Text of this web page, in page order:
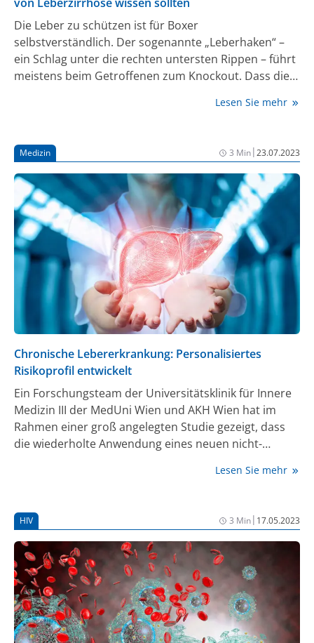
Die Leber zu schützen ist für Boxer
selbstverständlich. Der sogenannte „Leberhaken“ –
ein Schlag unter die rechten untersten Rippen – führt
meistens beim Getroffenen zum Knockout. Dass die
außerhalb des Boxringes besonderen Schutz und
wissen und im Alltag berücksichtigen. Wenn die Leber
über Jahre hinweg chronisch erkrankt ist, kann dies zu
einer Leberzirrhose führen. Dies ist eine
bindegewebige Vernarbung, die alle Leberfunktionen
beeinträchtigen kann. Oft bleibt diese ernsthafte
Erkrankung über einen langen Zeitraum unentdeckt
und kann unter anderem zur Entstehung von
Leberzellkrebs führen.
Lesen Sie mehr
Medizin 3 Min|23.07.2023
Chronische Lebererkrankung: Personalisiertes
Risikoprofil entwickelt
Ein Forschungsteam der Universitätsklinik für Innere
Medizin III der MedUni Wien und AKH Wien hat im
Rahmen einer groß angelegten Studie gezeigt, dass
die wiederholte Anwendung eines neuen nicht-
chronischen Lebererkrankungen deutlich verbessert:
kann ein personalisiertes Risikoprofil der
Patient:innen als Basis für zielgerichtete
Therapiemaßnahmen erstellt werden. Die
Forschungsarbeit wurde aktuell im Fachjournal
„Gastroenterology“ veröffentlicht.
Lesen Sie mehr
HIV 3 Min| 17.05.2023